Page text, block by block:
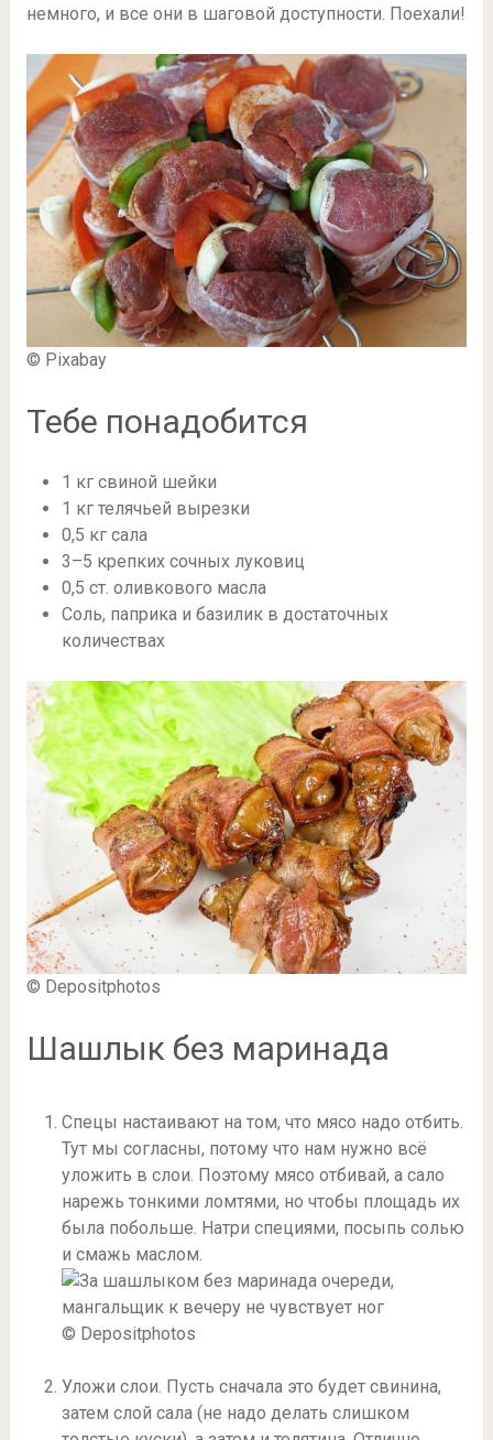
немного, и все они в шаговой доступности. Поехали!
© Pixabay
Тебе понадобится
1 кг свиной шейки
1 кг телячьей вырезки
0,5 кг сала
3–5 крепких сочных луковиц
0,5 ст. оливкового масла
Соль, паприка и базилик в достаточных
количествах
© Depositphotos
Шашлык без маринада
Спецы настаивают на том, что мясо надо отбить.
Тут мы согласны, потому что нам нужно всё
уложить в слои. Поэтому мясо отбивай, а сало
нарежь тонкими ломтями, но чтобы площадь их
была побольше. Натри специями, посыпь солью
и смажь маслом.
© Depositphotos
Уложи слои. Пусть сначала это будет свинина,
затем слой сала (не надо делать слишком